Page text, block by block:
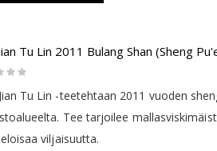
Tu Lin 2011 Bulang Shan (Sheng
Tu Lin -teetehtaan 2011 vuoden
Tee tarjoilee
viljaisuutta.